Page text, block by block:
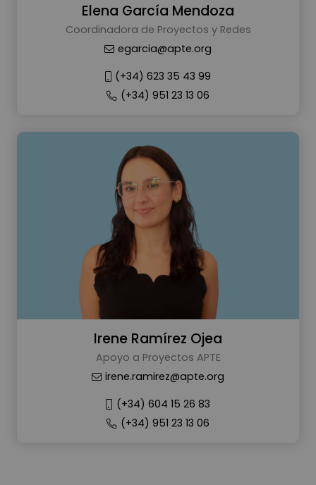
Elena García Mendoza
Coordinadora de Proyectos y Redes
egarcia@apte.org
(+34) 623 35 43 99
(+34) 951 23 13 06
Irene Ramírez Ojea
Apoyo a Proyectos APTE
irene.ramirez@apte.org
(+34) 604 15 26 83
(+34) 951 23 13 06